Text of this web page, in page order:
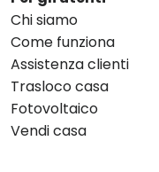
Chi siamo
Come funziona
Assistenza clienti
Trasloco casa
Fotovoltaico
Vendi casa